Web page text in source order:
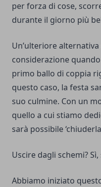
per forza di cose,
durante il giorno più
Un’ulteriore
considerazione
primo ballo di coppia
questo caso, la festa
suo culmine. Con un
quello a cui stiamo
sarà possibile
Uscire dagli schemi?
Abbiamo iniziato